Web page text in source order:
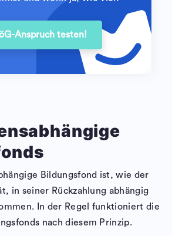
Anspruch testen!
Bildungsfond ist, wie der
in seiner Rückzahlung abhängig
In der Regel funktioniert die
nach diesem Prinzip.